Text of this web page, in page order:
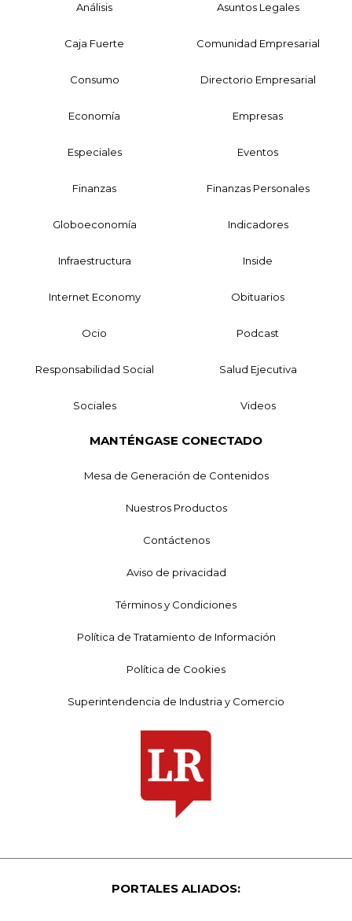
Análisis Asuntos Legales
Caja Fuerte Comunidad Empresarial
Consumo Directorio Empresarial
Economía Empresas
Especiales Eventos
Finanzas Finanzas Personales
Globoeconomía Indicadores
Infraestructura Inside
Internet Economy Obituarios
Ocio Podcast
Responsabilidad Social Salud Ejecutiva
Sociales Videos
MANTÉNGASE CONECTADO
Mesa de Generación de Contenidos
Nuestros Productos
Contáctenos
Aviso de privacidad
Términos y Condiciones
Política de Tratamiento de Información
Política de Cookies
Superintendencia de Industria y Comercio
PORTALES ALIADOS: